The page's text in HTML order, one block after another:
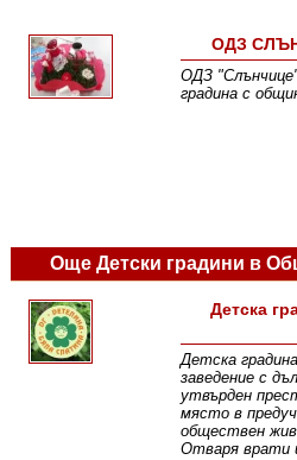
ОДЗ
ОДЗ
градина с
Още Детски градини в
Детска
Детска
заведение с
утвърден
място в
обществен
Отваря врати